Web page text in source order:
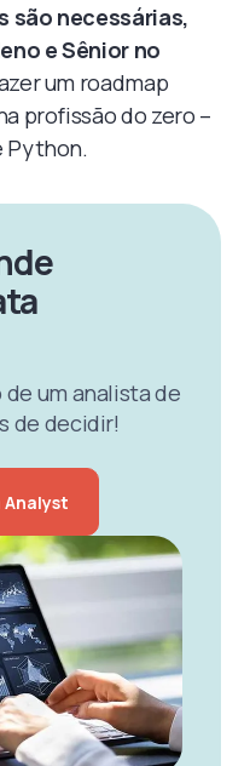
são necessárias,
e Sênior no
um roadmap
profissão do zero –
Python.
um analista de
de decidir!
Analyst